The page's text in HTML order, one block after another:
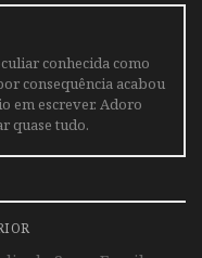
conhecida como
consequência acabou
em escrever. Adoro
quase tudo.